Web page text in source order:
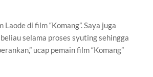
di film “Komang”. Saya juga
selama proses syuting sehingga
ucap pemain film “Komang”